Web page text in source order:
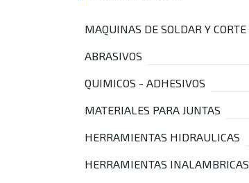
MAQUINAS DE SOLDAR Y CORTE
ABRASIVOS
QUIMICOS - ADHESIVOS
MATERIALES PARA JUNTAS
HERRAMIENTAS HIDRAULICAS
HERRAMIENTAS INALAMBRICAS